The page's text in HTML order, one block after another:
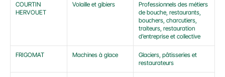
COURTIN
HERVOUET
Volaille et gibiers
Professionnels des métiers
de bouche, restaurants,
bouchers, charcutiers,
traiteurs, restauration
d’entreprise et collective
FRIGOMAT Machines à glace
Glaciers, pâtisseries et
restaurateurs